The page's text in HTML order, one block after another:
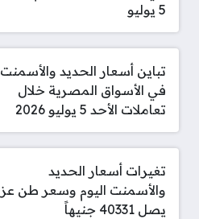
5 يوليو
تباين أسعار الحديد والأسمنت
في الأسواق المصرية خلال
تعاملات الأحد 5 يوليو 2026
تغيرات أسعار الحديد
والأسمنت اليوم وسعر طن عز
يصل 40331 جنيهاً